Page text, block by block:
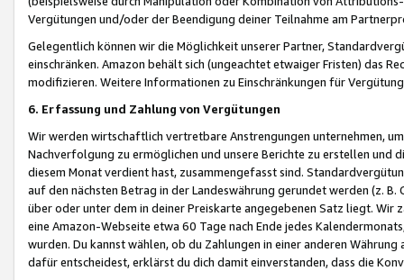
Vergütungen und/oder der Beendigung deiner Teilnahme am
Gelegentlich können wir die Möglichkeit unserer Partner,
einschränken. Amazon behält sich (ungeachtet etwaiger Fristen) das
modifizieren. Weitere Informationen zu Einschränkungen für
6. Erfassung und Zahlung von Vergütungen
Wir werden wirtschaftlich vertretbare Anstrengungen unternehmen,
Nachverfolgung zu ermöglichen und unsere Berichte zu erstellen und
diesem Monat verdient hast, zusammengefasst sind.
auf den nächsten Betrag in der Landeswährung gerundet werden (z.
über oder unter dem in deiner Preiskarte angegebenen Satz liegt.
eine Amazon-Webseite etwa 60 Tage nach Ende jedes
wurden. Du kannst wählen, ob du Zahlungen in einer anderen
dafür entscheidest, erklärst du dich damit einverstanden, dass die